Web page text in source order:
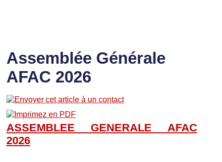
Assemblée Générale
AFAC 2026
ASSEMBLEE GENERALE AFAC
2026